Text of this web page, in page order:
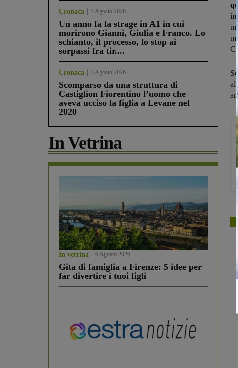
Cronaca 4 Agosto 2026
Un anno fa la strage in A1 in cui
morirono Gianni, Giulia e Franco. Lo
schianto, il processo, lo stop ai
sorpassi fra tir....
Cronaca 3 Agosto 2026
Scomparso da una struttura di
Castiglion Fiorentino l’uomo che
aveva ucciso la figlia a Levane nel
2020
In Vetrina
In vetrina 6 Agosto 2026
Gita di famiglia a Firenze: 5 idee per
far divertire i tuoi figli